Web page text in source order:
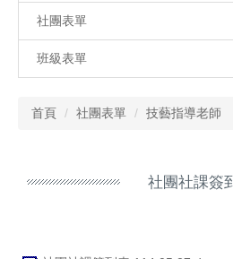
社團表單
班級表單
首頁 社團表單 技藝指導老師
社團社課簽